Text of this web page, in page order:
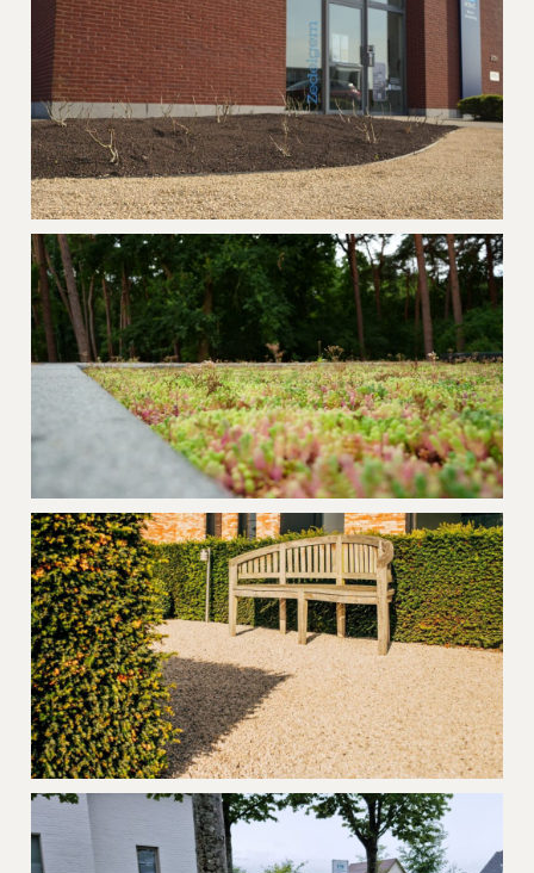
Vlissegem
Semi-publieke voortuin grind
Zedelgem
Extensief groendak Bonheiden
Project Grind Balmoral Zedelgem